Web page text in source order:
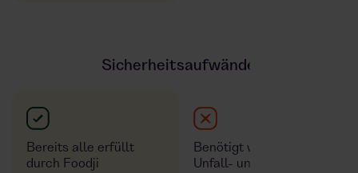
Sicherheitsaufwände
Bereits alle erfüllt
durch Foodji
Benötigt wird Hygiene,
Unfall- und Brandschutz